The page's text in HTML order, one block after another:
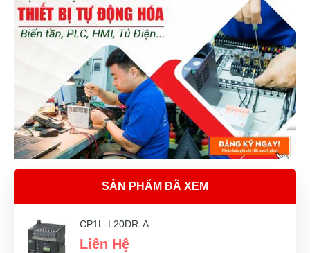
SẢN PHẨM ĐÃ XEM
CP1L-L20DR-A
Liên Hệ